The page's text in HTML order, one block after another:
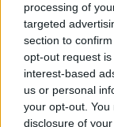
processing of
targeted
section to
opt-out request
interest-based
us or personal
your opt-out.
disclosure of